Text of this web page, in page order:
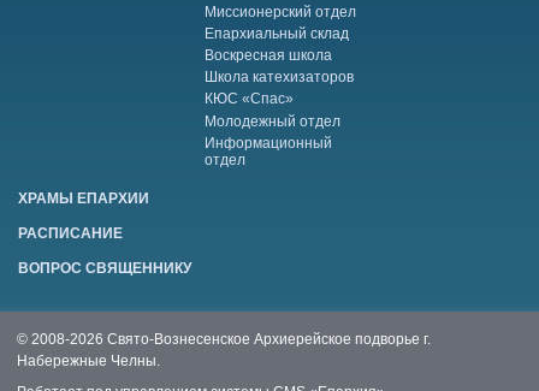
Миссионерский отдел
Епархиальный склад
Воскресная школа
Школа катехизаторов
КЮС «Спас»
Молодежный отдел
Информационный
отдел
ХРАМЫ ЕПАРХИИ
РАСПИСАНИЕ
ВОПРОС СВЯЩЕННИКУ
© 2008-2026 Свято-Вознесенское Архиерейское подворье г.
Набережные Челны.